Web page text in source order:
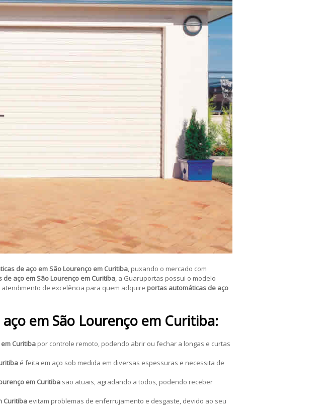
de aço em São Lourenço em Curitiba, puxando o mercado com
aço em São Lourenço em Curitiba, a Guaruportas possui o modelo
de excelência para quem adquire portas automáticas de aço
em São Lourenço em Curitiba:
Curitiba por controle remoto, podendo abrir ou fechar a longas e curtas
é feita em aço sob medida em diversas espessuras e necessita de
em Curitiba são atuais, agradando a todos, podendo receber
Curitiba evitam problemas de enferrujamento e desgaste, devido ao seu